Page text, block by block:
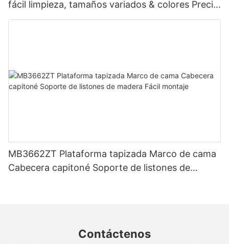
fácil limpieza, tamaños variados & colores Precio
de fábrica - Muebles JLH
MB3662ZT Plataforma tapizada Marco de cama
Cabecera capitoné Soporte de listones de
Contáctenos